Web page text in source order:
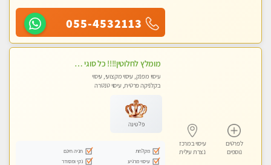
055-4532113
לפרטים
נוספים
עיסוי במרכז
נצרת עילית
מומלץ לחלוטין!!!! כל סוגי העיסויים מעסה מקצועית ואיכותית פרטי!!!
עיסוי מפנק, עיסוי מקצועי, עיסוי
בקלניקה פרטית, עיסוי טנטרה
פלטינה
מקלחת
חניה חינם
עיסוי מרגיע
נקי ומסודר